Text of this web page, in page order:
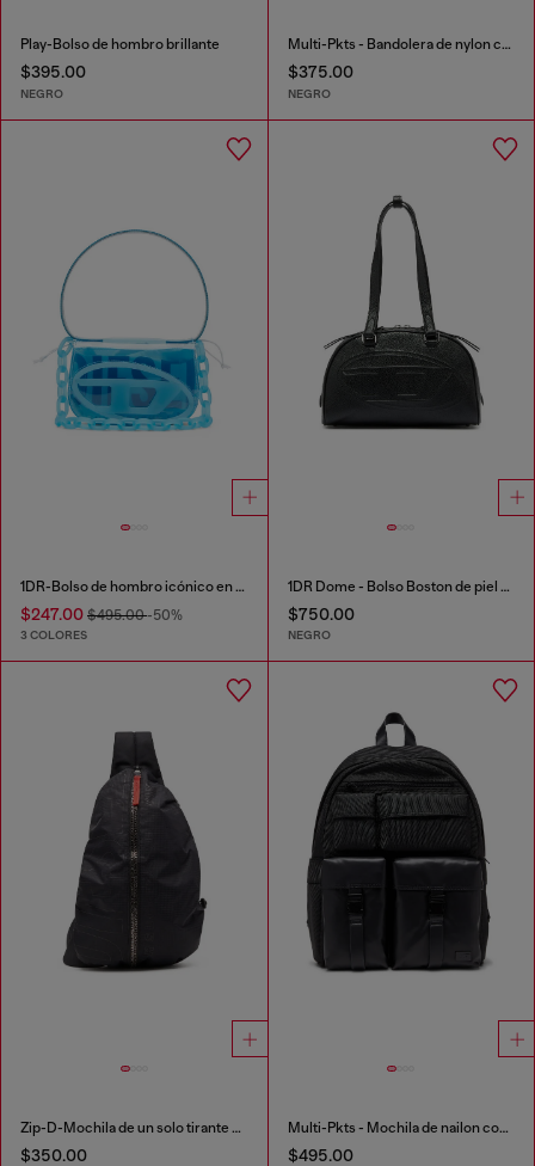
Play-Bolso de hombro brillante
$395.00
NEGRO
Multi-Pkts - Bandolera de nylon con bolsillo de solapa
$375.00
NEGRO
1DR-Bolso de hombro icónico en TPU transparente
$247.00 $495.00-50%
3 COLORES
1DR Dome - Bolso Boston de piel con logo en relieve
$750.00
NEGRO
Zip-D-Mochila de un solo tirante de tejido exterior de jacquard a cuadros
$350.00
Multi-Pkts - Mochila de nailon con bolsillos frontales
$495.00